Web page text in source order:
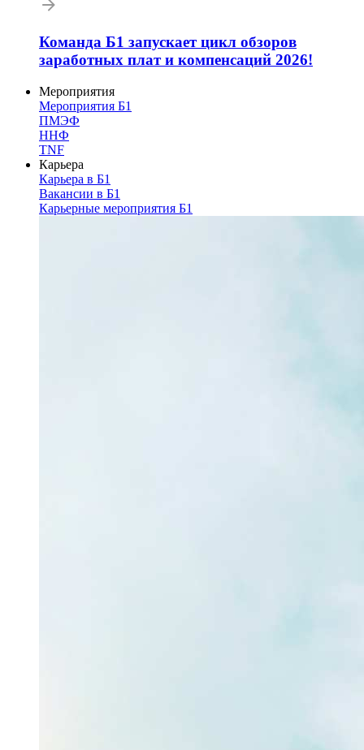
Команда Б1 запускает цикл обзоров
заработных плат и компенсаций 2026!
Мероприятия
Мероприятия Б1
ПМЭФ
ННФ
TNF
Карьера
Карьера в Б1
Вакансии в Б1
Карьерные мероприятия Б1